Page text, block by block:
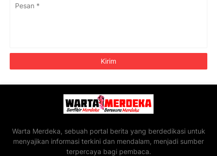
Warta Merdeka, sebuah portal berita yang berdedikasi untuk
menyajikan informasi terkini dan mendalam, menjadi sumber
terpercaya bagi pembaca.